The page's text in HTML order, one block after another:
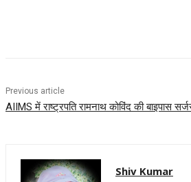
Previous article
AIIMS में राष्ट्रपति रामनाथ कोविंद की बाइपास
Shiv Kumar